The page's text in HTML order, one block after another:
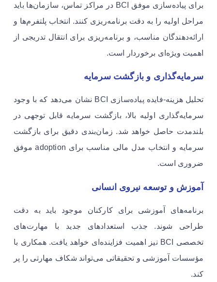
برای پیاده‌سازی موفق BCI در مراکز تماس، سازمان‌ها باید
مراحل اولیه را به دقت برنامه‌ریزی کنند. انتخاب پلتفرم‌ها و
ارائه‌دهندگان مناسب، و برنامه‌ریزی برای انتقال تدریجی از
اهمیت ویژه‌ای برخوردار است.
سرمایه‌گذاری و بازگشت سرمایه
تحلیل هزینه-فایده پیاده‌سازی BCI نشان می‌دهد که با وجود
سرمایه‌گذاری اولیه بالا، بازگشت سرمایه قابل توجهی در
بلندمدت حاصل خواهد شد. زمان‌بندی دقیق برای بازگشت
سرمایه و انتخاب مدل مالی مناسب برای adoption موفق
ضروری است.
آموزش و توسعه نیروی انسانی
برنامه‌های آموزشی برای کارکنان موجود باید به دقت
طراحی شوند. جذب استعدادهای جدید با مهارت‌های
تخصصی BCI نیز اهمیت فزاینده‌ای خواهد یافت. همکاری با
مؤسسات آموزشی و تحقیقاتی می‌تواند شکاف مهارتی را پر
کند.